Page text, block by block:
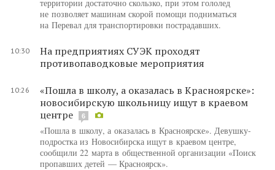
территории достаточно скользко, при этом гололед
не позволяет машинам скорой помощи подниматься
на Перевал для транспортировки пострадавших.
10:30
На предприятиях СУЭК проходят
противопаводковые мероприятия
10:26
«Пошла в школу, а оказалась в Красноярске»:
новосибирскую школьницу ищут в краевом
центре
6
«Пошла в школу, а оказалась в Красноярске». Девушку-
подростка из Новосибирска ищут в краевом центре,
сообщили 22 марта в общественной организации «Поиск
пропавших детей — Красноярск».